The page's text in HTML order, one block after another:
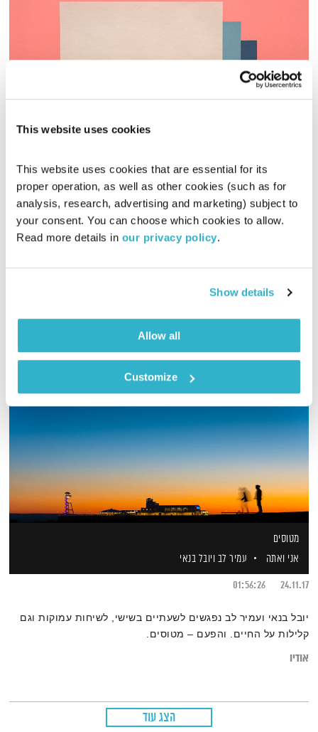
This website uses cookies
This website uses cookies that are essential for its
proper operation, as well as other cookies (such as for
analysis, research, advertising and marketing) subject to
your consent. You can choose which cookies to allow.
Read more details in our privacy policy.
Show details
Allow all
Customize
המחסן של הלב
רובן להב ויוסי בבליקי
01.06.23
01:58:33
יוסי בבליקי ורובן להב (בלאק לולו) מאחדים כוחות לשעתיים של
אודיו
מטוסים
אני ואתה
עמיר לב ויובל בנאי
24.11.17
01:56:26
יובל בנאי ועמיר לב נפגשים לשעתיים בשישי, לשיחות עמוקות וגם
קלילות על החיים. והפעם – מטוסים.
אודיו
הצג עוד